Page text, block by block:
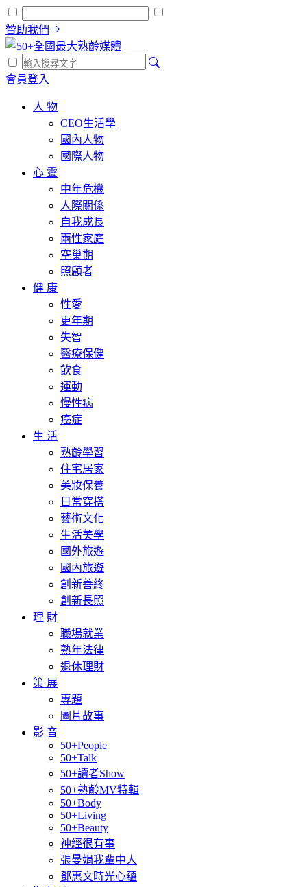
贊助我們
會員登入
人 物
CEO生活學
國內人物
國際人物
心 靈
中年危機
人際關係
自我成長
兩性家庭
空巢期
照顧者
健 康
性愛
更年期
失智
醫療保健
飲食
運動
慢性病
癌症
生 活
熟齡學習
住宅居家
美妝保養
日常穿搭
藝術文化
生活美學
國外旅遊
國內旅遊
創新善終
創新長照
理 財
職場就業
熟年法律
退休理財
策 展
專題
圖片故事
影 音
50+People
50+Talk
50+讀者Show
50+熟齡MV特輯
50+Body
50+Living
50+Beauty
神經很有事
張曼娟我輩中人
鄧惠文時光心蘊